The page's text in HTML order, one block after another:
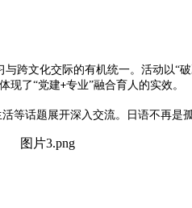
跨文化交际的有机统一。活动以
现了“党建+专业”融合育人的实效。
等话题展开深入交流。日语不再